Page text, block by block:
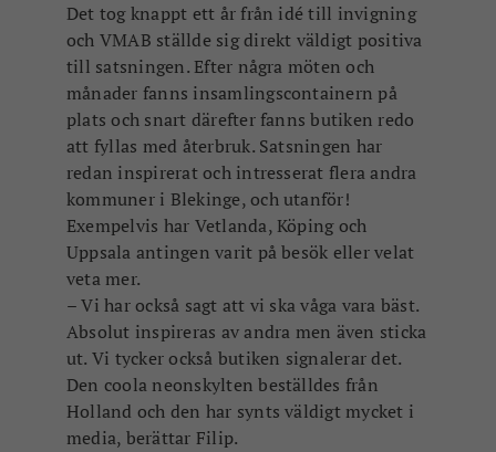
Det tog knappt ett år från idé till invigning
och VMAB ställde sig direkt väldigt positiva
till satsningen. Efter några möten och
månader fanns insamlingscontainern på
plats och snart därefter fanns butiken redo
att fyllas med återbruk. Satsningen har
redan inspirerat och intresserat flera andra
kommuner i Blekinge, och utanför!
Exempelvis har Vetlanda, Köping och
Uppsala antingen varit på besök eller velat
veta mer.
–Vi har också sagt att vi ska våga vara bäst.
Absolut inspireras av andra men även sticka
ut. Vi tycker också butiken signalerar det.
Den coola neonskylten beställdes från
Holland och den har synts väldigt mycket i
media, berättar Filip.